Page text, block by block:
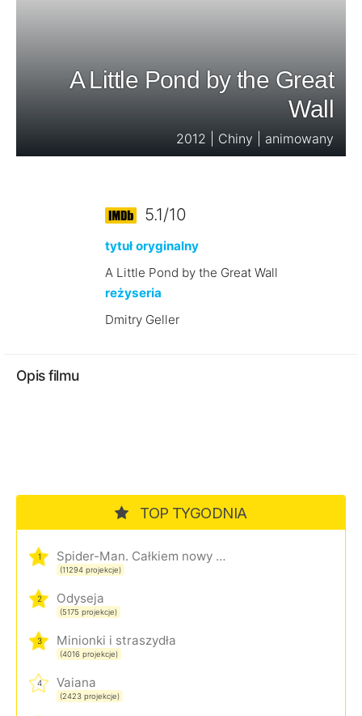
A Little Pond by the Great
Wall
2012 | Chiny | animowany
5.1/10
tytuł oryginalny
A Little Pond by the Great Wall
reżyseria
Dmitry Geller
Opis filmu
TOP TYGODNIA
1 Spider-Man. Całkiem nowy dzień
(11294 projekcje)
2 Odyseja
(5175 projekcje)
3 Minionki i straszydła
(4016 projekcje)
4 Vaiana
(2423 projekcje)